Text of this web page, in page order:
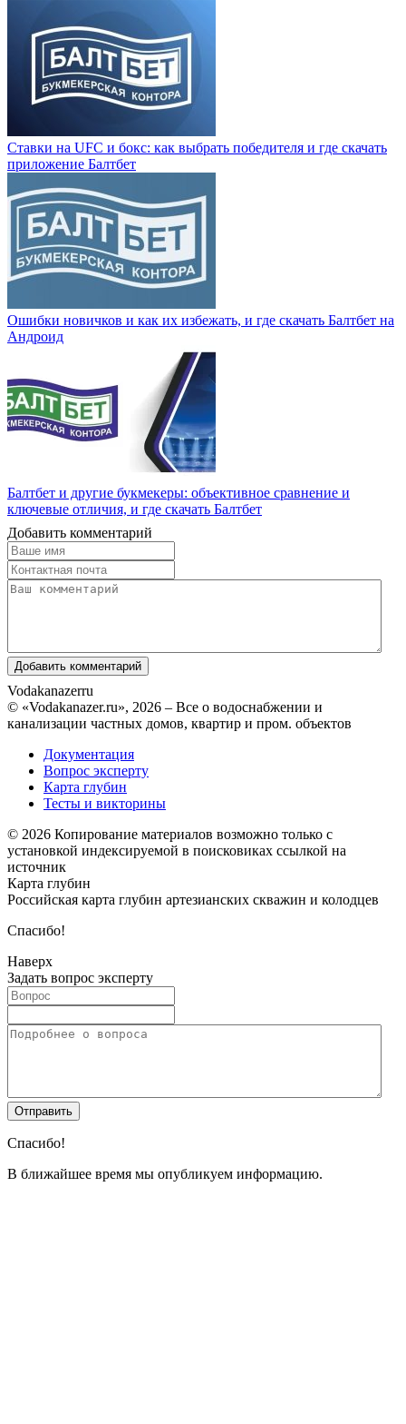
Ставки на UFC и бокс: как выбрать победителя и где скачать
приложение Балтбет
Ошибки новичков и как их избежать, и где скачать Балтбет на
Андроид
Балтбет и другие букмекеры: объективное сравнение и
ключевые отличия, и где скачать Балтбет
Добавить комментарий
Vodakanazerru
© «Vodakanazer.ru», 2026 – Все о водоснабжении и
канализации частных домов, квартир и пром. объектов
Документация
Вопрос эксперту
Карта глубин
Тесты и викторины
© 2026 Копирование материалов возможно только с
установкой индексируемой в поисковиках ссылкой на
источник
Карта глубин
Российская карта глубин артезианских скважин и колодцев
Спасибо!
Наверх
Задать вопрос эксперту
Спасибо!
В ближайшее время мы опубликуем информацию.